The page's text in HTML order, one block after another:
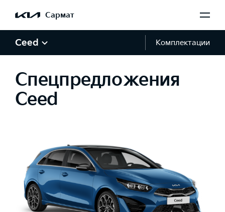
Сармат
Ceed Комплектации
Спецпредложения
Ceed